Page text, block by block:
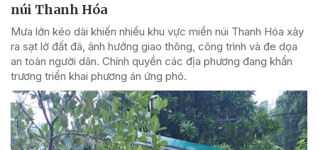
núi Thanh Hóa
Mưa lớn kéo dài khiến nhiều khu vực miền núi Thanh Hóa xảy
ra sạt lở đất đá, ảnh hưởng giao thông, công trình và đe dọa
an toàn người dân. Chính quyền các địa phương đang khẩn
trương triển khai phương án ứng phó.